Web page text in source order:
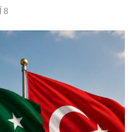
8 آگوست 2026